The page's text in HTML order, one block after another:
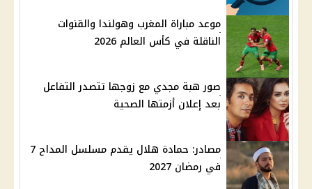
موعد مباراة المغرب وهولندا والقنوات
الناقلة في كأس العالم 2026
صور هبة مجدي مع زوجها تتصدر التفاعل
بعد إعلان أزمتها الصحية
مصادر: حمادة هلال يقدم مسلسل المداح 7
في رمضان 2027